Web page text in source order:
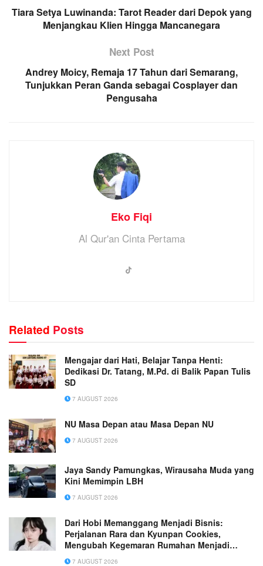
Tiara Setya Luwinanda: Tarot Reader dari Depok yang
Menjangkau Klien Hingga Mancanegara
Next Post
Andrey Moicy, Remaja 17 Tahun dari Semarang,
Tunjukkan Peran Ganda sebagai Cosplayer dan
Pengusaha
Eko Fiqi
Al Qur'an Cinta Pertama
Related Posts
Mengajar dari Hati, Belajar Tanpa Henti:
Dedikasi Dr. Tatang, M.Pd. di Balik Papan Tulis
SD
7 AUGUST 2026
NU Masa Depan atau Masa Depan NU
7 AUGUST 2026
Jaya Sandy Pamungkas, Wirausaha Muda yang
Kini Memimpin LBH
7 AUGUST 2026
Dari Hobi Memanggang Menjadi Bisnis:
Perjalanan Rara dan Kyunpan Cookies,
Mengubah Kegemaran Rumahan Menjadi
Usaha Penuh Inspirasi
7 AUGUST 2026